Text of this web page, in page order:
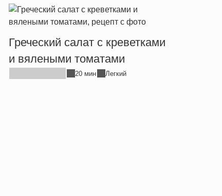
Греческий салат с креветками
и вялеными томатами
20 мин Легкий